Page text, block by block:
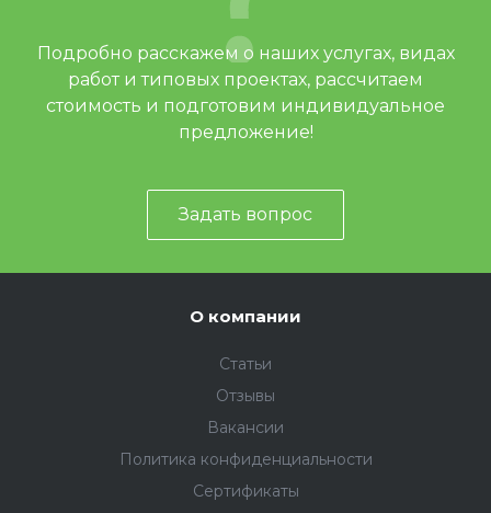
Подробно расскажем о наших услугах, видах
работ и типовых проектах, рассчитаем
стоимость и подготовим индивидуальное
предложение!
Задать вопрос
О компании
Статьи
Отзывы
Вакансии
Политика конфиденциальности
Сертификаты